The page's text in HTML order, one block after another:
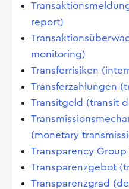
report)
monitoring)
Transferrisiken
Transferzahlungen
Transitgeld (transit
(monetary
Transparency
Transparenzgebot
Transparenzgrad